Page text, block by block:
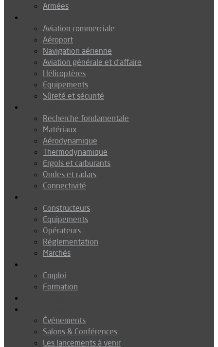
Armées
Aviation commerciale
Aéroport
Navigation aérienne
Aviation générale et d’affaire
Hélicoptères
Equipements
Sûreté et sécurité
Recherche fondamentale
Matériaux
Aérodynamique
Thermodynamique
Ergols et carburants
Ondes et radars
Connectivité
Constructeurs
Equipements
Opérateurs
Réglementation
Marchés
Emploi
Formation
Événements
Salons & Conférences
Les lancements à venir